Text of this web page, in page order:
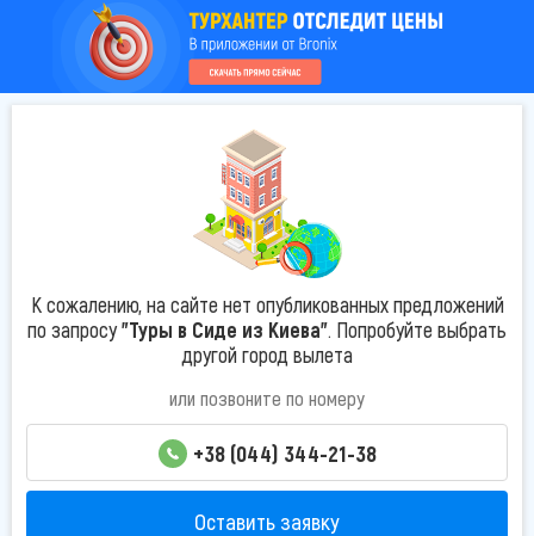
К сожалению, на сайте нет опубликованных предложений
по запросу"Туры в Сиде из Киева". Попробуйте выбрать
другой город вылета
или позвоните по номеру
+38 (044) 344-21-38
Оставить заявку